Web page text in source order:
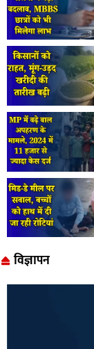
विज्ञापन